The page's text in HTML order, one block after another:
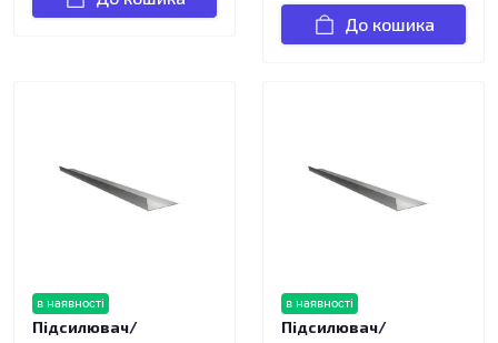
До кошика
в наявності
Підсилювач/
в наявності
Підсилювач/